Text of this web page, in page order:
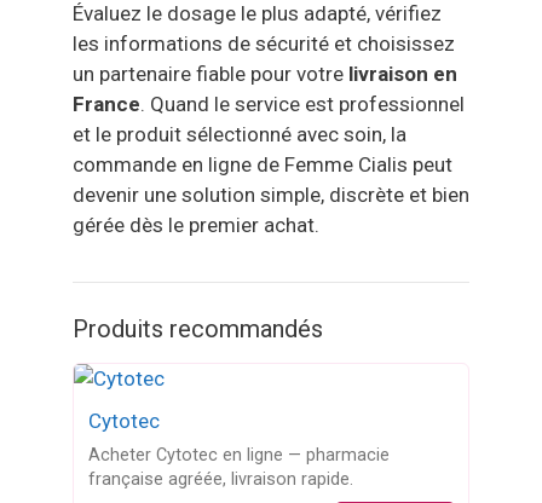
Évaluez le dosage le plus adapté, vérifiez
les informations de sécurité et choisissez
un partenaire fiable pour votre livraison en
France. Quand le service est professionnel
et le produit sélectionné avec soin, la
commande en ligne de Femme Cialis peut
devenir une solution simple, discrète et bien
gérée dès le premier achat.
Produits recommandés
Cytotec
Acheter Cytotec en ligne — pharmacie
française agréée, livraison rapide.